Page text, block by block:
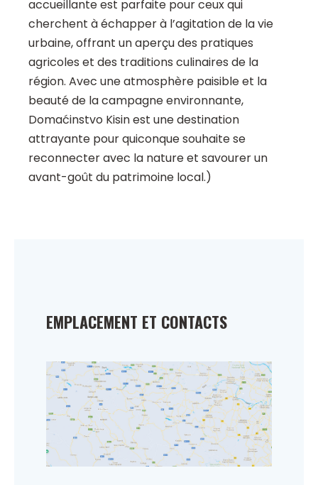
accueillante est parfaite pour ceux qui
cherchent à échapper à l’agitation de la vie
urbaine, offrant un aperçu des pratiques
agricoles et des traditions culinaires de la
région. Avec une atmosphère paisible et la
beauté de la campagne environnante,
Domaćinstvo Kisin est une destination
attrayante pour quiconque souhaite se
reconnecter avec la nature et savourer un
avant-goût du patrimoine local.)
EMPLACEMENT ET CONTACTS